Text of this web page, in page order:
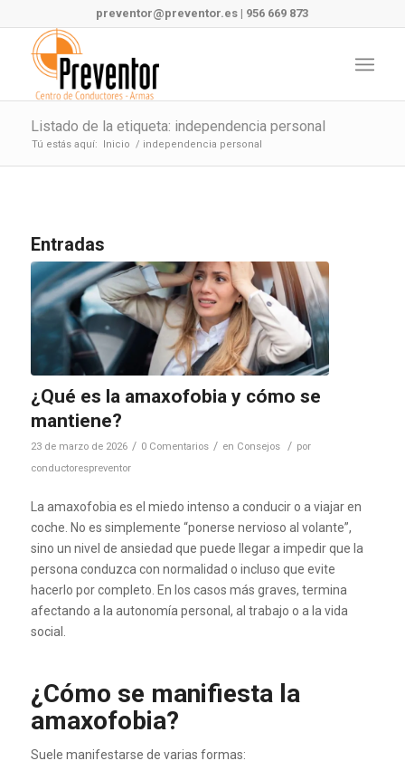
preventor@preventor.es | 956 669 873
Listado de la etiqueta: independencia personal
Tú estás aquí: Inicio / independencia personal
Entradas
¿Qué es la amaxofobia y cómo se
mantiene?
23 de marzo de 2026 / 0 Comentarios / en Consejos / por
conductorespreventor
La amaxofobia es el miedo intenso a conducir o a viajar en
coche. No es simplemente “ponerse nervioso al volante”,
sino un nivel de ansiedad que puede llegar a impedir que la
persona conduzca con normalidad o incluso que evite
hacerlo por completo. En los casos más graves, termina
afectando a la autonomía personal, al trabajo o a la vida
social.
¿Cómo se manifiesta la
amaxofobia?
Suele manifestarse de varias formas: